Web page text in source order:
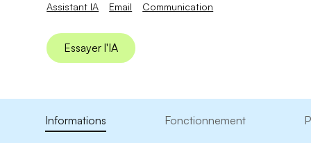
Assistant IA
Email Communication
Essayer l'IA
Informations Fonctionnement